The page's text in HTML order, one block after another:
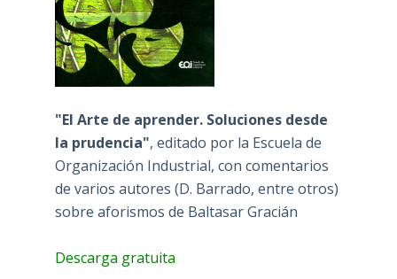
"El Arte de aprender. Soluciones desde
la prudencia", editado por la Escuela de
Organización Industrial, con comentarios
de varios autores (D. Barrado, entre otros)
sobre aforismos de Baltasar Gracián
Descarga gratuita